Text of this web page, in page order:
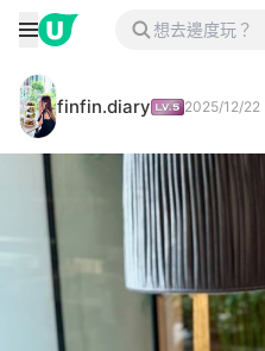
finfin.diary 2025/12/22